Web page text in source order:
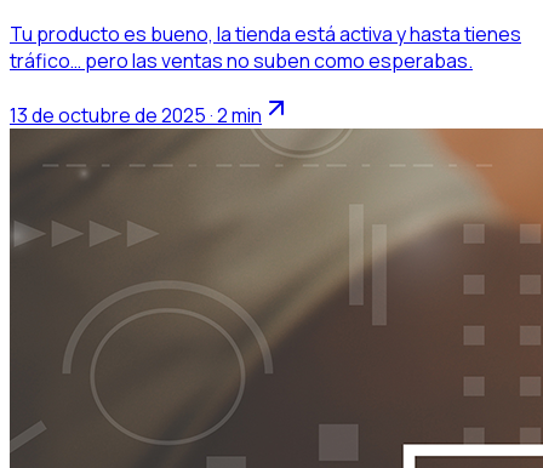
Tu producto es bueno, la tienda está activa y hasta tienes
tráfico… pero las ventas no suben como esperabas.
13 de octubre de 2025 · 2 min